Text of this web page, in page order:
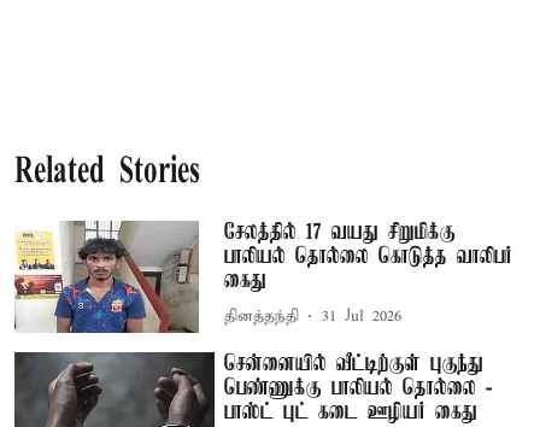
Related Stories
சேலத்தில் 17 வயது சிறுமிக்கு
பாலியல் தொல்லை கொடுத்த வாலிபர்
கைது
தினத்தந்தி 31 Jul 2026
சென்னையில் வீட்டிற்குள் புகுந்து
பெண்ணுக்கு பாலியல் தொல்லை -
பாஸ்ட் புட் கடை ஊழியர் கைது